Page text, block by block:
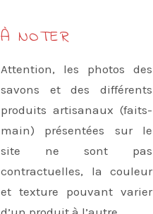
À NOTER
Attention, les photos des
savons et des différents
produits artisanaux (faits-
main) présentées sur le
site ne sont pas
contractuelles, la couleur
et texture pouvant varier